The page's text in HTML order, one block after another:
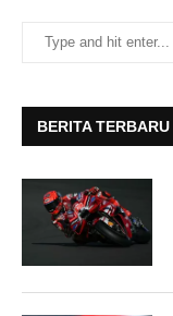
BERITA TERBARU